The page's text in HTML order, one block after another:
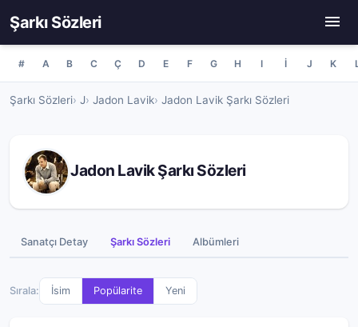
Şarkı Sözleri
# A B C Ç D E F G H I İ J K
Şarkı Sözleri J Jadon Lavik Jadon Lavik Şarkı Sözleri
Jadon Lavik Şarkı Sözleri
Sanatçı Detay Şarkı Sözleri Albümleri
Sırala: İsim Popülarite Yeni